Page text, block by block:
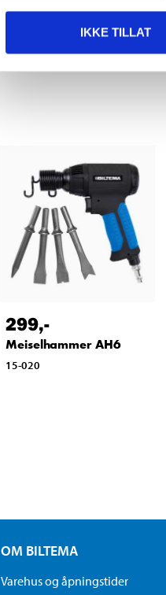
IKKE TILLAT
299,-
Meiselhammer AH6
15-020
OM BILTEMA
Varehus og åpningstider